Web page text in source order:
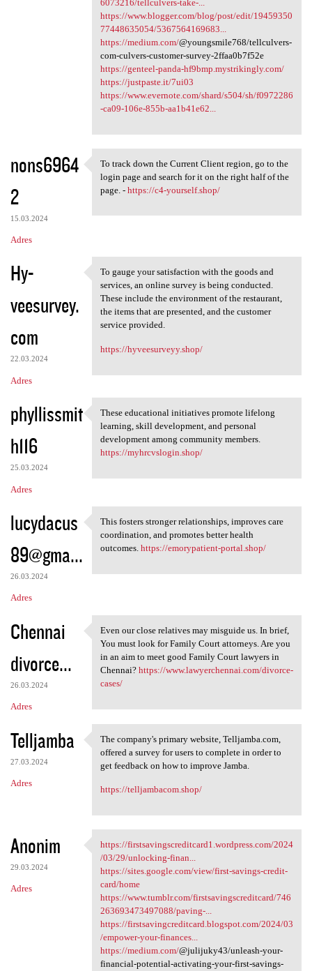
6073216/tellculvers-take-...
https://www.blogger.com/blog/post/edit/19459350
77448635054/5367564169683...
https://medium.com/@youngsmile768/tellculvers-
com-culvers-customer-survey-2ffaa0b7f52e
https://genteel-panda-hf9bmp.mystrikingly.com/
https://justpaste.it/7ui03
https://www.evernote.com/shard/s504/sh/f0972286
-ca09-106e-855b-aa1b41e62...
nons6964
2
15.03.2024
Adres
To track down the Current
To track down the Current Client region, go to the
login page and search for it on the right half of the
page. - https://c4-yourself.shop/
Hy-
veesurvey.
com
22.03.2024
Adres
To gauge your satisfaction
To gauge your satisfaction with the goods and
services, an online survey is being conducted.
These include the environment of the restaurant,
the items that are presented, and the customer
service provided.
https://hyveesurveyy.shop/
phyllissmit
h116
25.03.2024
Adres
These educational initiatives
These educational initiatives promote lifelong
learning, skill development, and personal
development among community members.
https://myhrcvslogin.shop/
lucydacus
89@gma...
26.03.2024
Adres
This fosters stronger
This fosters stronger relationships, improves care
coordination, and promotes better health
outcomes. https://emorypatient-portal.shop/
Chennai
divorce...
26.03.2024
Adres
Even our close relatives may
Even our close relatives may misguide us. In brief,
You must look for Family Court attorneys. Are you
in an aim to meet good Family Court lawyers in
Chennai? https://www.lawyerchennai.com/divorce-
cases/
Telljamba
27.03.2024
Adres
The company's primary website
The company's primary website, Telljamba.com,
offered a survey for users to complete in order to
get feedback on how to improve Jamba.
https://telljambacom.shop/
Anonim
29.03.2024
Adres
https:/
https://firstsavingscreditcard1.wordpress.com/2024
/03/29/unlocking-finan...
https://sites.google.com/view/first-savings-credit-
card/home
https://www.tumblr.com/firstsavingscreditcard/746
263693473497088/paving-...
https://firstsavingcreditcard.blogspot.com/2024/03
/empower-your-finances...
https://medium.com/@julijuky43/unleash-your-
financial-potential-activating-your-first-savings-